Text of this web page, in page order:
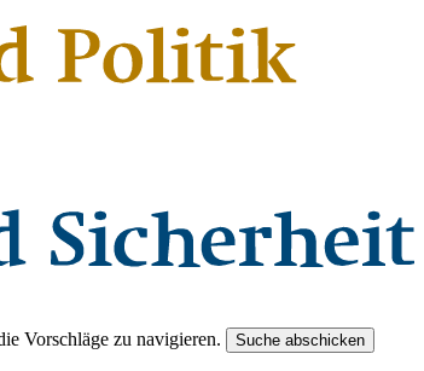
Vorschläge zu navigieren. Suche abschicken